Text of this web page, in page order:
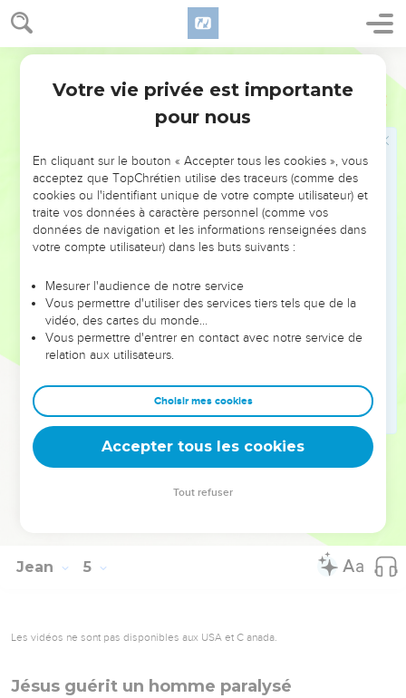
Jean 4
pendant la fête. En effet, eux aussi étaient allés à la fête.
46 Jésus retourna donc à Cana en Galilée, où il avait changé
fils était malade.
Quand il apprit que Jésus était venu de Judée en Galilée,
était sur le point de mourir.
Jésus lui dit : « Si vous ne voyez pas des signes et des
prodiges, vous ne croirez donc pas ? »
L'officier du roi lui dit : « Seigneur, descends avant que
« Vas-y, lui dit Jésus, ton fils vit. » Cet homme crut à la
parole que Jésus lui avait dite et s'en alla.
Il était déjà en train de redescendre lorsque ses serviteurs
vinrent à sa rencontre et lui dirent : « Ton enfant vit. »
Il leur demanda à quelle heure il était allé mieux et ils lui
dirent : « C’est hier, à une heure de l'après-midi, que la fièvre
l'a quitté. »
Le père reconnut que c'était à cette heure-là que Jésus lui
Jean 5
Les vidéos ne sont pas disponibles aux USA et C anada.
Jésus guérit un homme paralysé
Votre vie privée est importante
pour nous
En cliquant sur le bouton « Accepter tous les cookies », vous
acceptez que TopChrétien utilise des traceurs (comme des
cookies ou l'identifiant unique de votre compte utilisateur) et
traite vos données à caractère personnel (comme vos
données de navigation et les informations renseignées dans
votre compte utilisateur) dans les buts suivants :
Mesurer l'audience de notre service
Vous permettre d'utiliser des services tiers tels que de la
vidéo, des cartes du monde…
Vous permettre d'entrer en contact avec notre service de
relation aux utilisateurs.
Choisir mes cookies
Accepter tous les cookies
Tout refuser